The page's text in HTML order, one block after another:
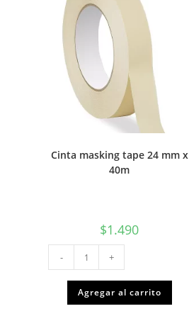
Cinta masking tape 24 mm x
40m
$1.490
Cinta
masking
tape
24
mm
x
40m
- +
Agregar al carrito